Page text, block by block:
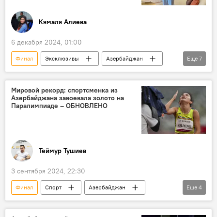
Кямаля Алиева
6 декабря 2024, 01:00
Финал Эксклюзивы
Азербайджан
Беларусь
поп-музыка
Поп-звезда
Славянский базар в Витебске
Певец
Ольга Бузова
Еще 7
Мировой рекорд: спортсменка из
Азербайджана завоевала золото на
Паралимпиаде – ОБНОВЛЕНО
Теймур Тушиев
3 сентября 2024, 22:30
Финал Спорт
Азербайджан
Паралимпийские игры
Легкая атлетика
Еще 4